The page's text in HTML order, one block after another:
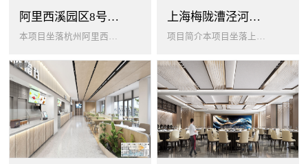
阿里西溪园区8号楼1层餐厅
本项目坐落杭州阿里西溪园区8号楼一层，以绿色生机 + 年轻基因为核心，打造「活力聚场」复合型员工餐厅。兼顾多人群用餐需求...
上海梅陇漕泾河科技绿洲员工餐厅
项目简介本项目坐落上海闵行梅陇科技绿洲，以生态创艺食堂为设计核心，融合现代轻奢与自然生态，打造兼顾高效就餐、休闲社交、商...